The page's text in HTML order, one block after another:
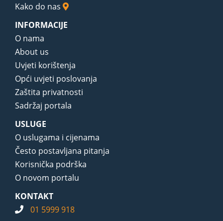
Kako do nas
INFORMACIJE
O nama
About us
Uvjeti korištenja
Opći uvjeti poslovanja
Zaštita privatnosti
Sadržaj portala
USLUGE
O uslugama i cijenama
Često postavljana pitanja
Korisnička podrška
O novom portalu
KONTAKT
01 5999 918